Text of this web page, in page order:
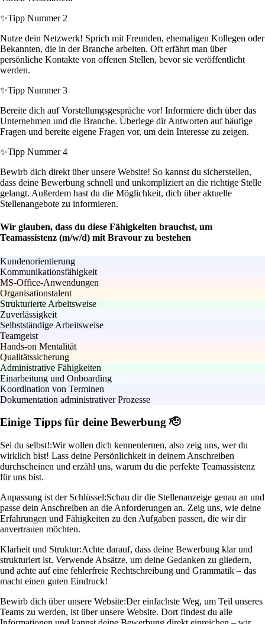
✨Tipp Nummer 2
Nutze dein Netzwerk! Sprich mit Freunden, ehemaligen Kollegen oder
Bekannten, die in der Branche arbeiten. Oft erfährt man über
persönliche Kontakte von offenen Stellen, bevor sie veröffentlicht
werden.
✨Tipp Nummer 3
Bereite dich auf Vorstellungsgespräche vor! Informiere dich über das
Unternehmen und die Branche. Überlege dir Antworten auf häufige
Fragen und bereite eigene Fragen vor, um dein Interesse zu zeigen.
✨Tipp Nummer 4
Bewirb dich direkt über unsere Website! So kannst du sicherstellen,
dass deine Bewerbung schnell und unkompliziert an die richtige Stelle
gelangt. Außerdem hast du die Möglichkeit, dich über aktuelle
Stellenangebote zu informieren.
Wir glauben, dass du diese Fähigkeiten brauchst, um
Teamassistenz (m/w/d) mit Bravour zu bestehen
Kundenorientierung
Kommunikationsfähigkeit
MS-Office-Anwendungen
Organisationstalent
Strukturierte Arbeitsweise
Zuverlässigkeit
Selbstständige Arbeitsweise
Teamgeist
Hands-on Mentalität
Qualitätssicherung
Administrative Fähigkeiten
Einarbeitung und Onboarding
Koordination von Terminen
Dokumentation administrativer Prozesse
Einige Tipps für deine Bewerbung 🫡
Sei du selbst!:Wir wollen dich kennenlernen, also zeig uns, wer du
wirklich bist! Lass deine Persönlichkeit in deinem Anschreiben
durchscheinen und erzähl uns, warum du die perfekte Teamassistenz
für uns bist.
Anpassung ist der Schlüssel:Schau dir die Stellenanzeige genau an und
passe dein Anschreiben an die Anforderungen an. Zeig uns, wie deine
Erfahrungen und Fähigkeiten zu den Aufgaben passen, die wir dir
anvertrauen möchten.
Klarheit und Struktur:Achte darauf, dass deine Bewerbung klar und
strukturiert ist. Verwende Absätze, um deine Gedanken zu gliedern,
und achte auf eine fehlerfreie Rechtschreibung und Grammatik – das
macht einen guten Eindruck!
Bewirb dich über unsere Website:Der einfachste Weg, um Teil unseres
Teams zu werden, ist über unsere Website. Dort findest du alle